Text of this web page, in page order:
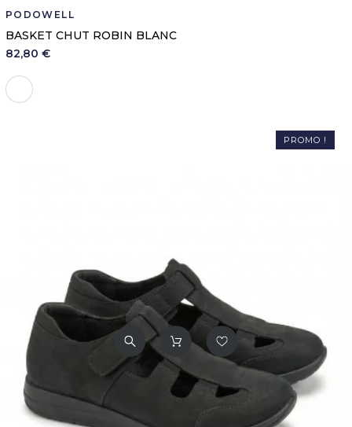
PODOWELL
BASKET CHUT ROBIN BLANC
82,80 €
Blanc
PROMO !